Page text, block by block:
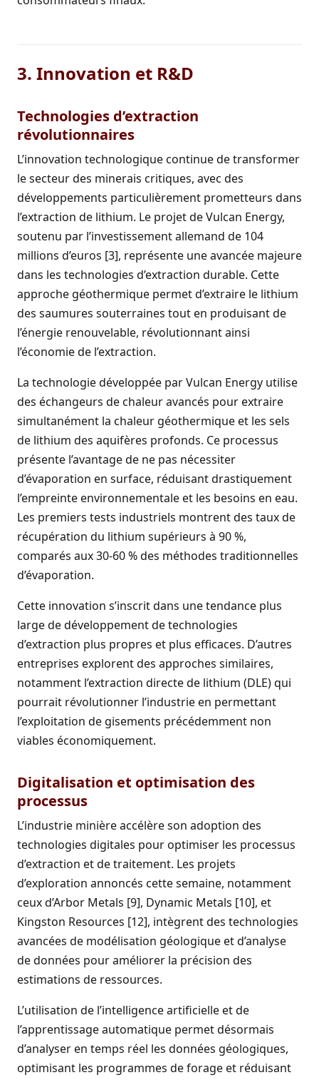
3. Innovation et R&D
Technologies d’extraction
révolutionnaires
L’innovation technologique continue de transformer
le secteur des minerais critiques, avec des
développements particulièrement prometteurs dans
l’extraction de lithium. Le projet de Vulcan Energy,
soutenu par l’investissement allemand de 104
millions d’euros [3], représente une avancée majeure
dans les technologies d’extraction durable. Cette
approche géothermique permet d’extraire le lithium
des saumures souterraines tout en produisant de
l’énergie renouvelable, révolutionnant ainsi
l’économie de l’extraction.
La technologie développée par Vulcan Energy utilise
des échangeurs de chaleur avancés pour extraire
simultanément la chaleur géothermique et les sels
de lithium des aquifères profonds. Ce processus
présente l’avantage de ne pas nécessiter
d’évaporation en surface, réduisant drastiquement
l’empreinte environnementale et les besoins en eau.
Les premiers tests industriels montrent des taux de
récupération du lithium supérieurs à 90 %,
comparés aux 30-60 % des méthodes traditionnelles
d’évaporation.
Cette innovation s’inscrit dans une tendance plus
large de développement de technologies
d’extraction plus propres et plus efficaces. D’autres
entreprises explorent des approches similaires,
notamment l’extraction directe de lithium (DLE) qui
pourrait révolutionner l’industrie en permettant
l’exploitation de gisements précédemment non
viables économiquement.
Digitalisation et optimisation des
processus
L’industrie minière accélère son adoption des
technologies digitales pour optimiser les processus
d’extraction et de traitement. Les projets
d’exploration annoncés cette semaine, notamment
ceux d’Arbor Metals [9], Dynamic Metals [10], et
Kingston Resources [12], intègrent des technologies
avancées de modélisation géologique et d’analyse
de données pour améliorer la précision des
estimations de ressources.
L’utilisation de l’intelligence artificielle et de
l’apprentissage automatique permet désormais
d’analyser en temps réel les données géologiques,
optimisant les programmes de forage et réduisant